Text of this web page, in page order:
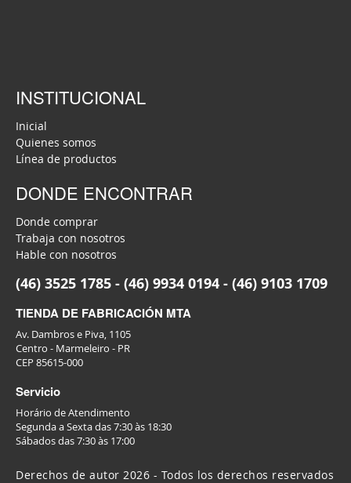
INSTITUCIONAL
Inicial
Quienes somos
Línea de productos
DONDE ENCONTRAR
Donde comprar
Trabaja con nosotros
Hable con nosotros
(46) 3525 1785 - (46) 9934 0194 - (46) 9103 1709
TIENDA DE FABRICACIÓN MTA
Av. Dambros e Piva, 1105
Centro - Marmeleiro - PR
CEP 85615-000
Servicio
Horário de Atendimento
Segunda a Sexta das 7:30 às 18:30
Sábados das 7:30 às 17:00
Derechos de autor 2026 - Todos los derechos reservados